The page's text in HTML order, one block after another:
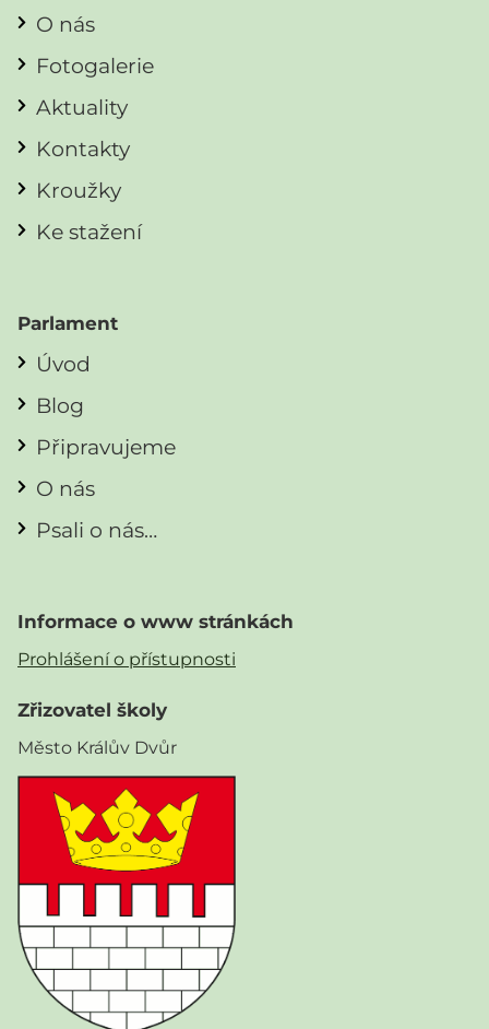
O nás
Fotogalerie
Aktuality
Kontakty
Kroužky
Ke stažení
Parlament
Úvod
Blog
Připravujeme
O nás
Psali o nás…
Informace o www stránkách
Prohlášení o přístupnosti
Zřizovatel školy
Město Králův Dvůr